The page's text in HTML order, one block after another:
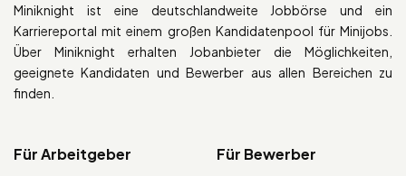
Miniknight ist eine deutschlandweite Jobbörse und ein
Karriereportal mit einem großen Kandidatenpool für Minijobs.
Über Miniknight erhalten Jobanbieter die Möglichkeiten,
geeignete Kandidaten und Bewerber aus allen Bereichen zu
finden.
Für Arbeitgeber Für Bewerber